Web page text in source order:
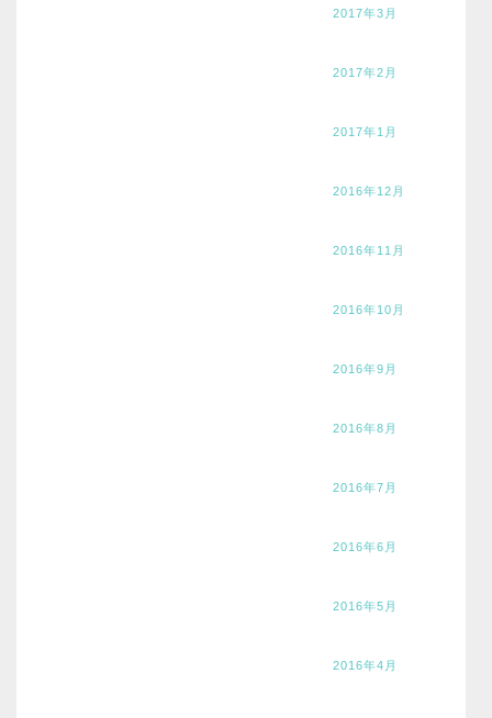
2017年3月
2017年2月
2017年1月
2016年12月
2016年11月
2016年10月
2016年9月
2016年8月
2016年7月
2016年6月
2016年5月
2016年4月